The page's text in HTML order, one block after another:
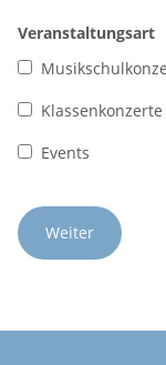
Veranstaltungsart
Klassenkonzerte
Events